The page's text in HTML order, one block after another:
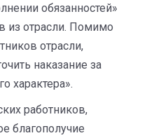
обязанностей»
из отрасли. Помимо
отрасли,
наказание за
характера».
работников,
благополучие